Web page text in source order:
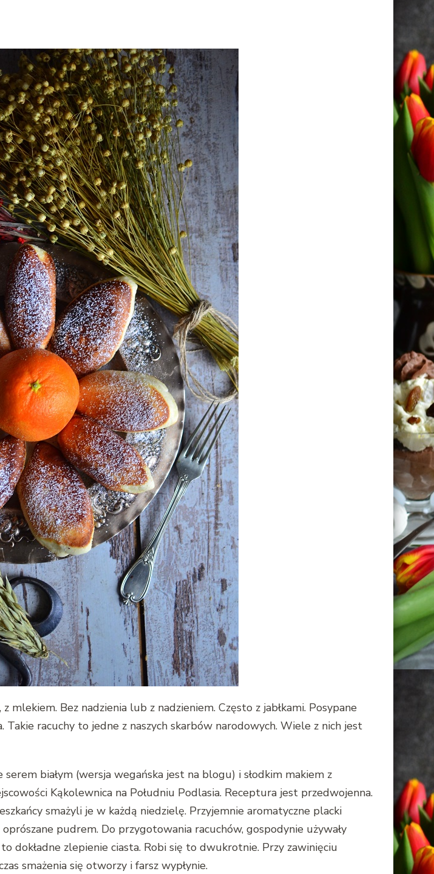
Bez nadzienia lub z nadzieniem. Często z jabłkami. Posypane
racuchy to jedne z naszych skarbów narodowych. Wiele z nich jest
białym (wersja wegańska jest na blogu) i słodkim makiem z
Kąkolewnica na Południu Podlasia. Receptura jest przedwojenna.
smażyli je w każdą niedzielę. Przyjemnie aromatyczne placki
pudrem. Do przygotowania racuchów, gospodynie używały
dokładne zlepienie ciasta. Robi się to dwukrotnie. Przy zawinięciu
smażenia się otworzy i farsz wypłynie.